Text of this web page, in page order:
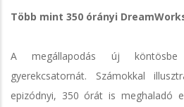
Több mint 350 órányi
A megállapodás új
gyerekcsatornát. Számokkal
epizódnyi, 350 órát is meghaladó